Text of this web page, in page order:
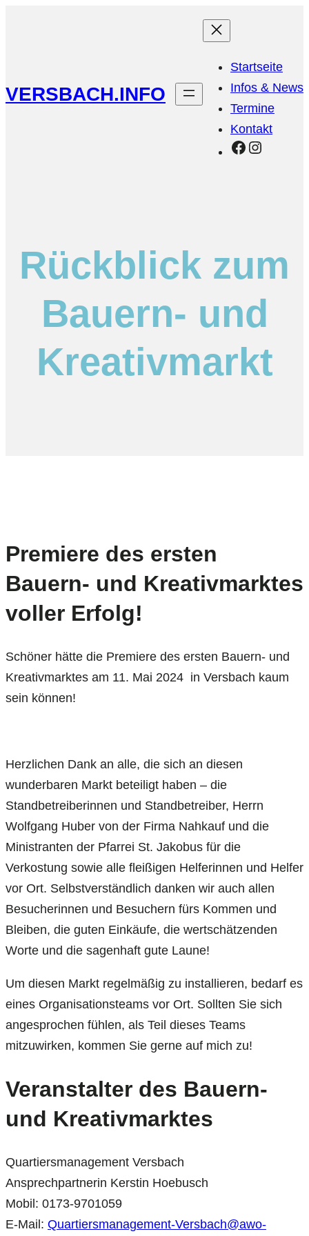
VERSBACH.INFO
Startseite
Infos & News
Termine
Kontakt
Facebook
Rückblick zum
Bauern- und
Kreativmarkt
Premiere des ersten
Bauern- und Kreativmarktes
voller Erfolg!
Schöner hätte die Premiere des ersten Bauern- und
Kreativmarktes am 11. Mai 2024 in Versbach kaum
sein können!
Herzlichen Dank an alle, die sich an diesen
wunderbaren Markt beteiligt haben – die
Standbetreiberinnen und Standbetreiber, Herrn
Wolfgang Huber von der Firma Nahkauf und die
Ministranten der Pfarrei St. Jakobus für die
Verkostung sowie alle fleißigen Helferinnen und Helfer
vor Ort. Selbstverständlich danken wir auch allen
Besucherinnen und Besuchern fürs Kommen und
Bleiben, die guten Einkäufe, die wertschätzenden
Worte und die sagenhaft gute Laune!
Um diesen Markt regelmäßig zu installieren, bedarf es
eines Organisationsteams vor Ort. Sollten Sie sich
angesprochen fühlen, als Teil dieses Teams
mitzuwirken, kommen Sie gerne auf mich zu!
Veranstalter des Bauern-
und Kreativmarktes
Quartiersmanagement Versbach
Ansprechpartnerin Kerstin Hoebusch
Mobil: 0173-9701059
E-Mail: Quartiersmanagement-Versbach@awo-